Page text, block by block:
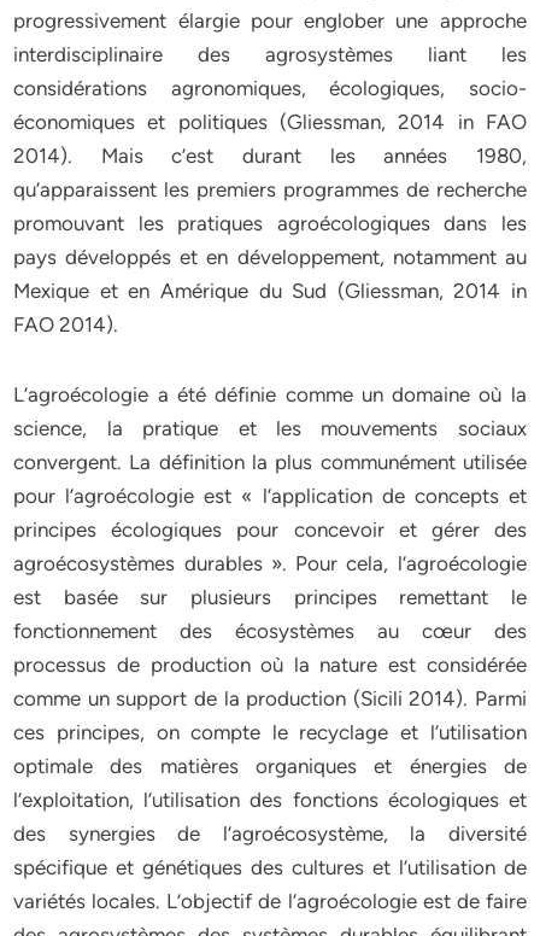
progressivement élargie pour englober une approche
interdisciplinaire des agrosystèmes liant les
considérations agronomiques, écologiques, socio-
économiques et politiques (Gliessman, 2014 in FAO
2014). Mais c’est durant les années 1980,
qu’apparaissent les premiers programmes de recherche
promouvant les pratiques agroécologiques dans les
pays développés et en développement, notamment au
Mexique et en Amérique du Sud (Gliessman, 2014 in
FAO 2014).
L’agroécologie a été définie comme un domaine où la
science, la pratique et les mouvements sociaux
convergent. La définition la plus communément utilisée
pour l’agroécologie est « l’application de concepts et
principes écologiques pour concevoir et gérer des
agroécosystèmes durables ». Pour cela, l’agroécologie
est basée sur plusieurs principes remettant le
fonctionnement des écosystèmes au cœur des
processus de production où la nature est considérée
comme un support de la production (Sicili 2014). Parmi
ces principes, on compte le recyclage et l’utilisation
optimale des matières organiques et énergies de
l’exploitation, l’utilisation des fonctions écologiques et
des synergies de l’agroécosystème, la diversité
spécifique et génétiques des cultures et l’utilisation de
variétés locales. L’objectif de l’agroécologie est de faire